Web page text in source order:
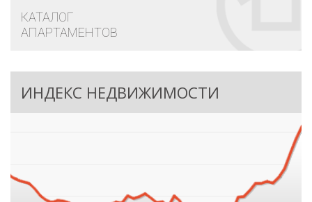
КАТАЛОГ
АПАРТАМЕНТОВ
ИНДЕКС НЕДВИЖИМОСТИ